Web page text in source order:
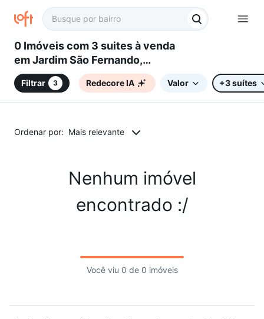
0 Imóveis com 3 suites à venda
em Jardim São Fernando,
Campinas, SP
Filtrar 3 Redecore IA Valor +3 suítes
Ordenar por: Mais relevante
Nenhum imóvel
encontrado :/
Você viu 0 de 0 imóveis